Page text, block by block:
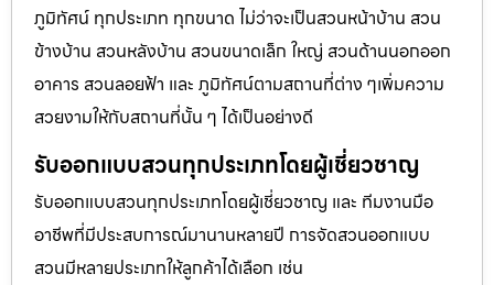
ภูมิทัศน์ ทุกประเภท ทุกขนาด ไม่ว่าจะเป็นสวนหน้าบ้าน สวน
ข้างบ้าน สวนหลังบ้าน สวนขนาดเล็ก ใหญ่ สวนด้านนอกออก
อาคาร สวนลอยฟ้า และ ภูมิทัศน์ตามสถานที่ต่าง ๆเพิ่มความ
สวยงามให้กับสถานที่นั้น ๆ ได้เป็นอย่างดี
รับออกแบบสวนทุกประเภทโดยผู้เชี่ยวชาญ
รับออกแบบสวนทุกประเภทโดยผู้เชี่ยวชาญ และ ทีมงานมือ
อาชีพที่มีประสบการณ์มานานหลายปี การจัดสวนออกแบบ
สวนมีหลายประเภทให้ลูกค้าได้เลือก เช่น